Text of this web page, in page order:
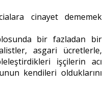
cinayet dememek
bir fazladan bir
asgari ücretlerle,
işçilerin acı
kendileri olduklarını